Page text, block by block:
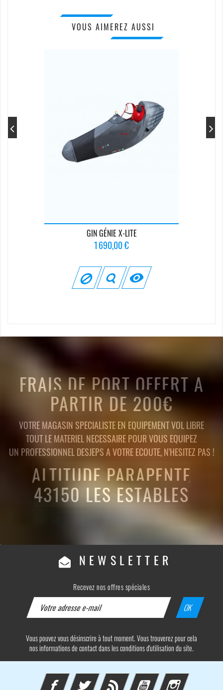
VOUS AIMEREZ AUSSI
GIN GÉNIE X-LITE
Prix
1 690,00 €

FRAIS DE PORT OFFERT A
PARTIR DE 200€
VOTRE MAGASIN SPECIALISTE EN EQUIPEMENT VOL LIBRE
TOUT LE MATERIEL NECESSAIRE POUR VOUS EQUIPEZ
UN PROFESSIONNEL DESJEPS A VOTRE ECOUTE, N'HESITEZ PAS !
ALTITUDE PARAPENTE
43150 LES ESTABLES
NEWSLETTER
Recevez nos offres spéciales
Vous pouvez vous désinscrire à tout moment. Vous trouverez pour cela
nos informations de contact dans les conditions d'utilisation du site.
FacebookTwitter Rss YouTube Instagram